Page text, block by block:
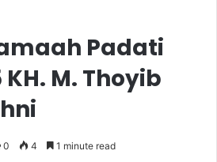
Padati
M. Thoyib
0 4 1 minute read